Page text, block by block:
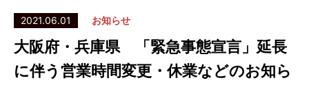
2021.06.01 お知らせ
大阪府・兵庫県 「緊急事態宣言」延長
に伴う営業時間変更・休業などのお知ら